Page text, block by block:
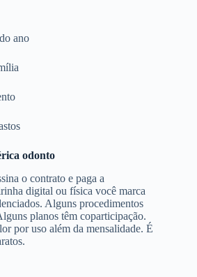
ano
odonto
o contrato e paga a
digital ou física você marca
Alguns procedimentos
planos têm coparticipação.
por uso além da mensalidade. É